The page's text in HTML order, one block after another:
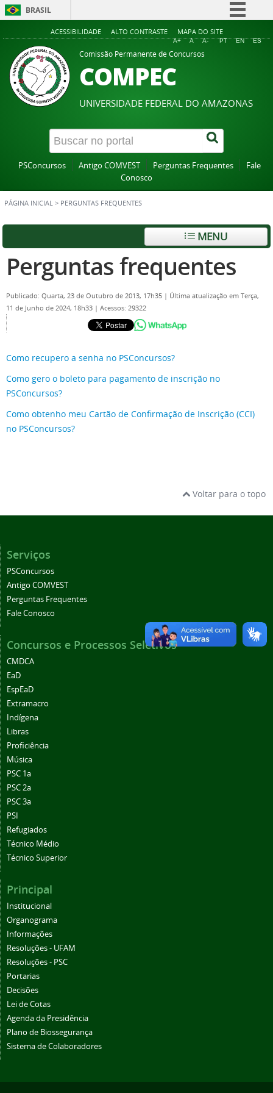
BRASIL
Simplifique!
Comunica BR
Acesso à informação
Legislação
Canais
ACESSIBILIDADE ALTO CONTRASTE MAPA DO SITE
A+ A A- PT EN ES
Comissão Permanente de Concursos
COMPEC
UNIVERSIDADE FEDERAL DO AMAZONAS
PSConcursos Antigo COMVEST Perguntas Frequentes
Fale
Conosco
PÁGINA INICIAL > PERGUNTAS FREQUENTES
MENU
Perguntas frequentes
Publicado: Quarta, 23 de Outubro de 2013, 17h35 | Última atualização em Terça,
11 de Junho de 2024, 18h33 | Acessos: 29322
Como recupero a senha no PSConcursos?
Como gero o boleto para pagamento de inscrição no
PSConcursos?
Passo 1
Resultado
Como obtenho meu Cartão de Confirmação de Inscrição (CCI)
no PSConcursos?
Passo 2 Digitar seu CPF e senha individuais, conforme
Seletivo, clicar no botão "Visualizar Inscrições"
Passo 4 Na tela aberta, clicar no ícone do CCI, destacado
na imagem abaixo:
Passo 5 Clicar no ícone “Salvar” ou “Imprimir” para salvar o
CCI em formato .PDF, conforme demonstrado
na imagem abaixo:
Voltar para o topo
Serviços
PSConcursos
Antigo COMVEST
Perguntas Frequentes
Fale Conosco
Concursos e Processos Seletivos
CMDCA
EaD
EspEaD
Extramacro
Indígena
Libras
Proficiência
Música
PSC 1a
PSC 2a
PSC 3a
PSI
Refugiados
Técnico Médio
Técnico Superior
Principal
Institucional
Organograma
Informações
Resoluções - UFAM
Resoluções - PSC
Portarias
Decisões
Lei de Cotas
Agenda da Presidência
Plano de Biossegurança
Sistema de Colaboradores